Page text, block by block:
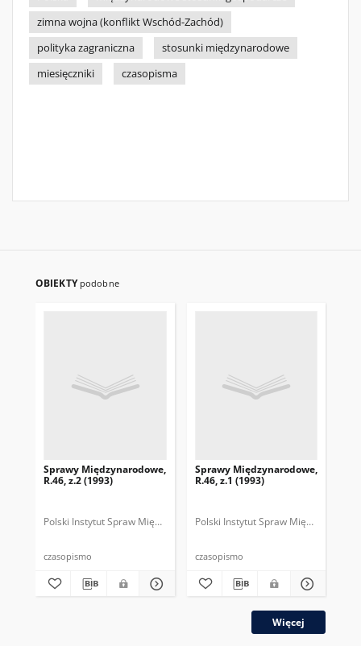
zimna wojna (konflikt Wschód-Zachód)
polityka zagraniczna
stosunki międzynarodowe
miesięczniki
czasopisma
OBIEKTY podobne
Sprawy Międzynarodowe,
R.46, z.2 (1993)
Polski Instytut Spraw Międzynarodowych. Polska Fundacja Spraw
czasopismo
Sprawy Międzynarodowe,
R.46, z.1 (1993)
Polski Instytut Spraw
czasopismo
Więcej